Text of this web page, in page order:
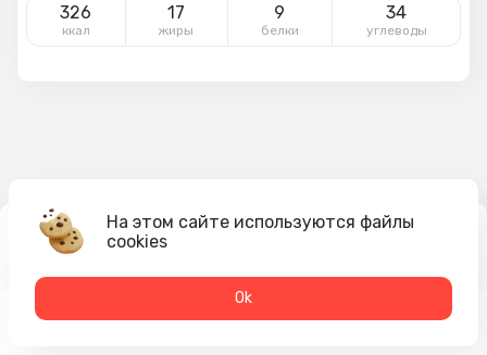
326
ккал
17
жиры
9
белки
34
углеводы
2 160₽
2 336 ₽
На этом сайте используются файлы
cookies
Оk